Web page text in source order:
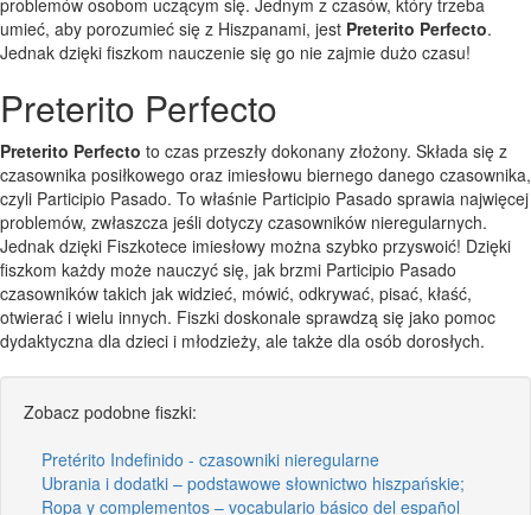
umieć, aby porozumieć się z Hiszpanami, jest Preterito Perfecto.
Jednak dzięki fiszkom nauczenie się go nie zajmie dużo czasu!
Preterito Perfecto
Preterito Perfecto to czas przeszły dokonany złożony. Składa się z
czasownika posiłkowego oraz imiesłowu biernego danego czasownika,
czyli Participio Pasado. To właśnie Participio Pasado sprawia najwięcej
problemów, zwłaszcza jeśli dotyczy czasowników nieregularnych.
Jednak dzięki Fiszkotece imiesłowy można szybko przyswoić! Dzięki
fiszkom każdy może nauczyć się, jak brzmi Participio Pasado
czasowników takich jak widzieć, mówić, odkrywać, pisać, kłaść,
otwierać i wielu innych. Fiszki doskonale sprawdzą się jako pomoc
dydaktyczna dla dzieci i młodzieży, ale także dla osób dorosłych.
Zobacz podobne fiszki:
Pretérito Indefinido - czasowniki nieregularne
Ubrania i dodatki – podstawowe słownictwo hiszpańskie;
Ropa y complementos – vocabulario básico del español